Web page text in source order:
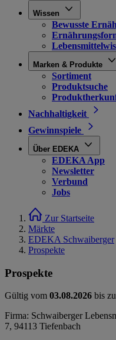
Wissen
Bewusste
Marken & Produkte
Sortiment
Produktsuche
Nachhaltigkeit
Gewinnspiele
Über EDEKA
EDEKA App
Newsletter
Verbund
Jobs
Zur Startseite
Märkte
EDEKA Schwaiberger
Prospekte
Prospekte
Gültig vom 03.08.2026 bis
Firma: Schwaiberger
7, 94113 Tiefenbach